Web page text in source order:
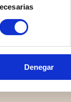
Denegar
a China y
planeta azul
través de su
y tomemos
valioso
en Madrid